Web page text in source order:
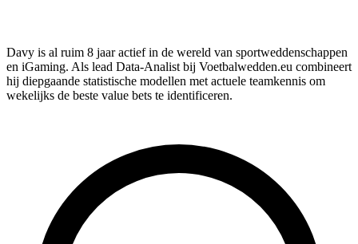
Davy is al ruim 8 jaar actief in de wereld van sportweddenschappen
en iGaming. Als lead Data-Analist bij Voetbalwedden.eu combineert
hij diepgaande statistische modellen met actuele teamkennis om
wekelijks de beste value bets te identificeren.